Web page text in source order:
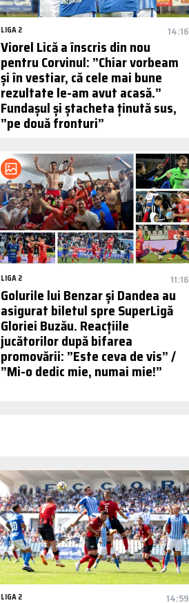
LIGA 2 14:16
Viorel Lică a înscris din nou
pentru Corvinul: ”Chiar vorbeam
și în vestiar, că cele mai bune
rezultate le-am avut acasă.”
Fundașul și ștacheta ținută sus,
”pe două fronturi”
LIGA 2 11:16
Golurile lui Benzar și Dandea au
asigurat biletul spre SuperLigă
Gloriei Buzău. Reacțiile
jucătorilor după bifarea
promovării: ”Este ceva de vis” /
”Mi-o dedic mie, numai mie!”
LIGA 2 14:59